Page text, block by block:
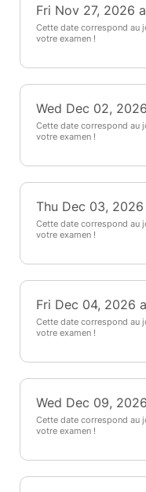
Fri Nov 27, 2026
Cette date correspond au
votre examen !
Wed Dec 02,
Cette date correspond au
votre examen !
Thu Dec 03,
Cette date correspond au
votre examen !
Fri Dec 04, 2026
Cette date correspond au
votre examen !
Wed Dec 09,
Cette date correspond au
votre examen !